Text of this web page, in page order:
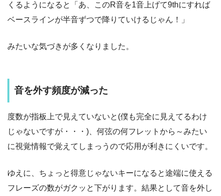
くるようになると「あ、このR音を1音上げて9thにすれば
ベースラインが半音ずつで降りていけるじゃん！」
みたいな気づきが多くなりました。
音を外す頻度が減った
度数が指板上で見えていないと(僕も完全に見えてるわけ
じゃないですが・・・)、何弦の何フレットから～みたい
に視覚情報で覚えてしまっうので応用が利きにくいです。
ゆえに、 ちょっと得意じゃないキーになると途端に使える
フレーズの数がガクッと下がります。結果として音を外し